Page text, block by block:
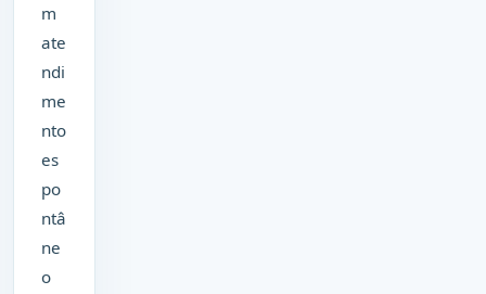
m
ate
ndi
me
nto
es
po
ntâ
ne
o